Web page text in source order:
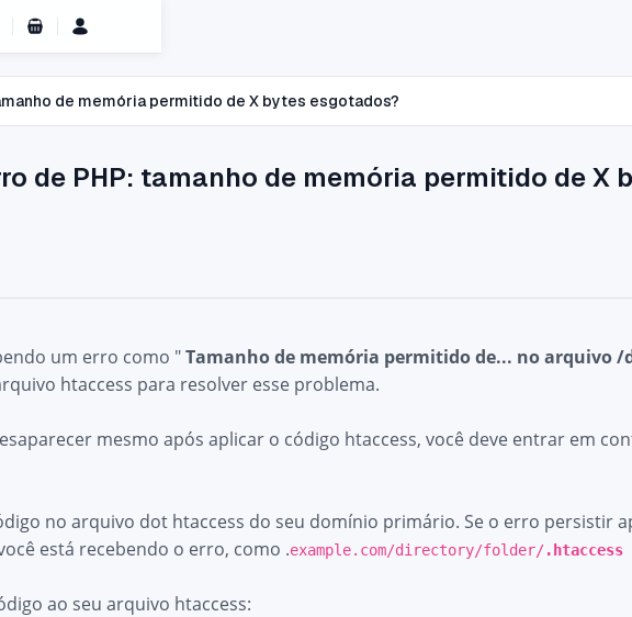
Carrinho de Compras
de memória permitido de X bytes esgotados?
de PHP: tamanho de memória permitido de X
um erro como "Tamanho de memória permitido de... no arquivo
htaccess para resolver esse problema.
mesmo após aplicar o código htaccess, você deve entrar em
no arquivo dot htaccess do seu domínio primário. Se o erro persistir
está recebendo o erro, como .example.com/directory/folder/.htaccess
ao seu arquivo htaccess: